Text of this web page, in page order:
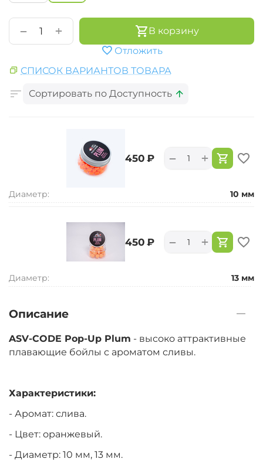
+
−
В корзину
Отложить
СПИСОК ВАРИАНТОВ ТОВАРА
Сортировать по Доступность
‍450‍ ₽ +
−
Диаметр: 10 мм
‍450‍ ₽ +
−
Диаметр: 13 мм
Описание
ASV-CODE Pop-Up Plum - высоко аттрактивные
плавающие бойлы с ароматом сливы.
Характеристики:
- Аромат: слива.
- Цвет: оранжевый.
- Диаметр: 10 мм, 13 мм.